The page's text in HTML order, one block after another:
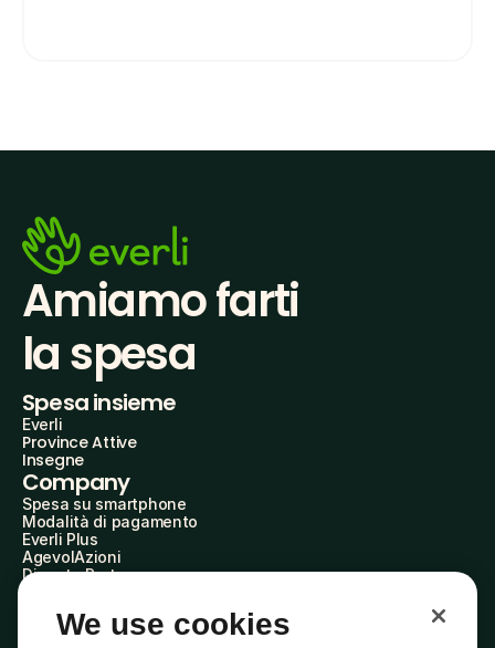
Amiamo farti
la spesa
Spesa insieme
Everli
Province Attive
Insegne
Company
Spesa su smartphone
Modalità di pagamento
Everli Plus
AgevolAzioni
Diventa Partner
Everli Shoppers
About Us
We use cookies